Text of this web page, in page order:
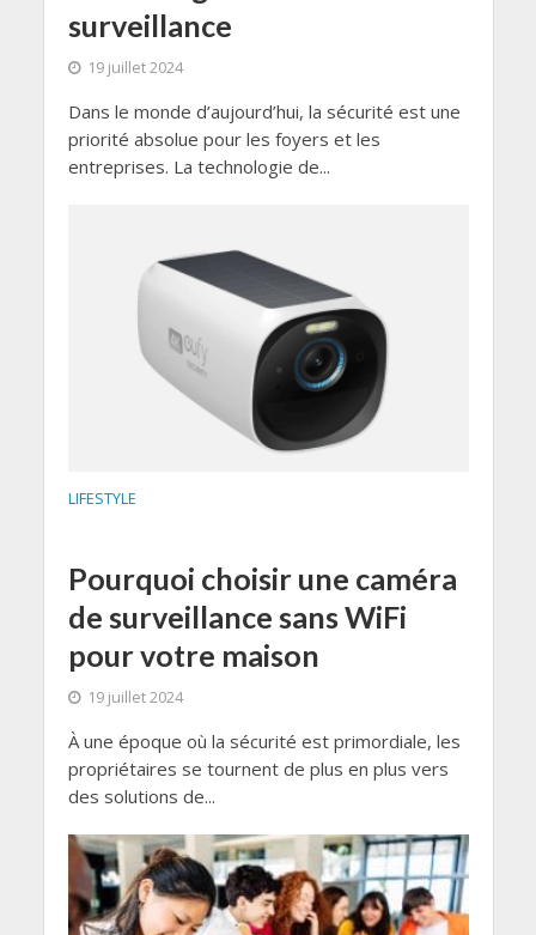
surveillance
19 juillet 2024
Dans le monde d’aujourd’hui, la sécurité est une
priorité absolue pour les foyers et les
entreprises. La technologie de...
LIFESTYLE
Pourquoi choisir une caméra
de surveillance sans WiFi
pour votre maison
19 juillet 2024
À une époque où la sécurité est primordiale, les
propriétaires se tournent de plus en plus vers
des solutions de...